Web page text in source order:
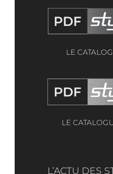
LE
LE
L’ACTU DES